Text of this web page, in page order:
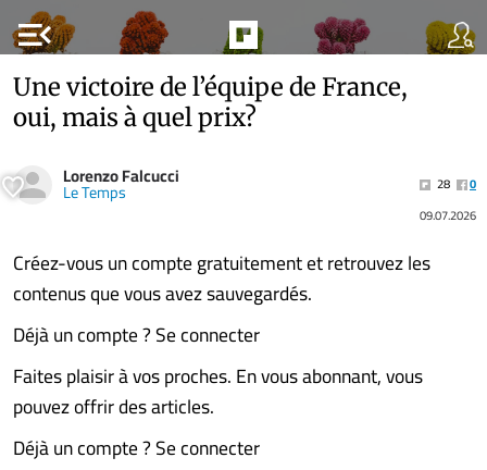
menu_open
Une victoire de l’équipe de France,
oui, mais à quel prix?
Lorenzo Falcucci
Le Temps 28
0
09.07.2026
Créez-vous un compte gratuitement et retrouvez les
contenus que vous avez sauvegardés.
Déjà un compte ? Se connecter
Faites plaisir à vos proches. En vous abonnant, vous
pouvez offrir des articles.
Déjà un compte ? Se connecter